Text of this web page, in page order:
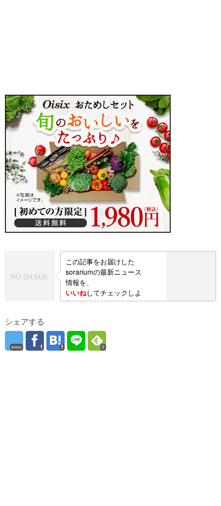
この記事をお届けした
sorariumの最新ニュース
情報を、
いいねしてチェックしよ
う！
シェアする
error 0